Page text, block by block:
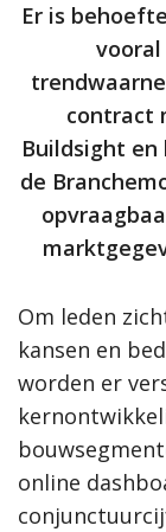
Er is
contract
Buildsight en
de
Om leden
kansen en
worden er
online